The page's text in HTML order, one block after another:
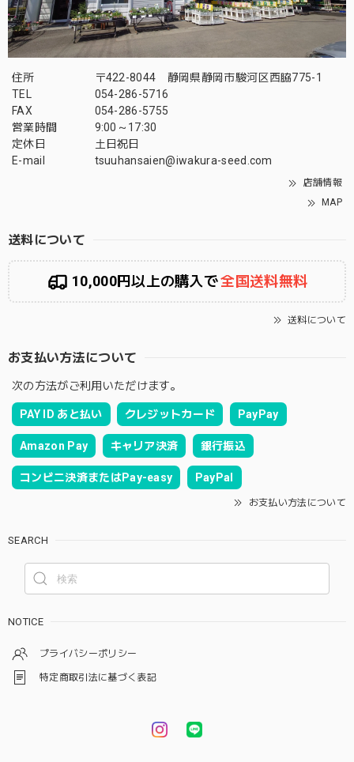
住所
〒422-8044 静岡県静岡市駿河区西脇775-1
TEL
054-286-5716
FAX
054-286-5755
営業時間
9:00～17:30
定休日
土日祝日
E-mail
tsuuhansaien@iwakura-seed.com
店舗情報
MAP
送料について
10,000円以上の購入で全国送料無料
送料について
お支払い方法について
次の方法がご利用いただけます。
PAY ID あと払い クレジットカード PayPay
Amazon Pay キャリア決済 銀行振込
コンビニ決済またはPay-easy PayPal
お支払い方法について
SEARCH
NOTICE
プライバシーポリシー
特定商取引法に基づく表記